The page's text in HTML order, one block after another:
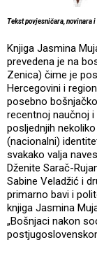
Tekst povjesničara, novinara
Knjiga Jasmina
prevedena je na
Zenica) čime je
Hercegovini i
posebno
recentnoj naučnoj
posljednjih
(nacionalni)
svakako valja
Dženite Sarač-
Sabine Veladžić i
primarno bavi i
knjiga Jasmina
„Bošnjaci nakon